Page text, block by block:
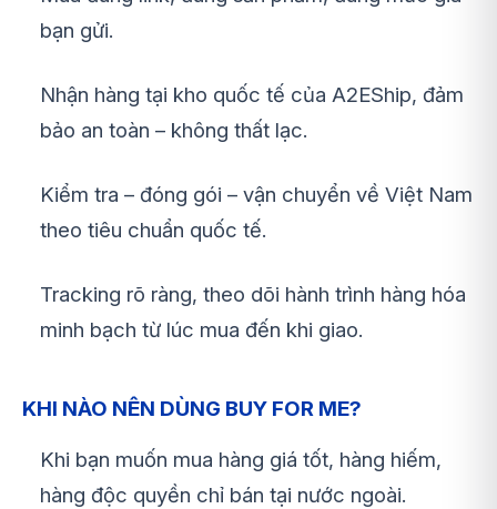
bạn gửi.
Nhận hàng tại kho quốc tế của A2EShip, đảm
bảo an toàn – không thất lạc.
Kiểm tra – đóng gói – vận chuyển về Việt Nam
theo tiêu chuẩn quốc tế.
Tracking rõ ràng, theo dõi hành trình hàng hóa
minh bạch từ lúc mua đến khi giao.
KHI NÀO NÊN DÙNG BUY FOR ME?
Khi bạn muốn mua hàng giá tốt, hàng hiếm,
hàng độc quyền chỉ bán tại nước ngoài.